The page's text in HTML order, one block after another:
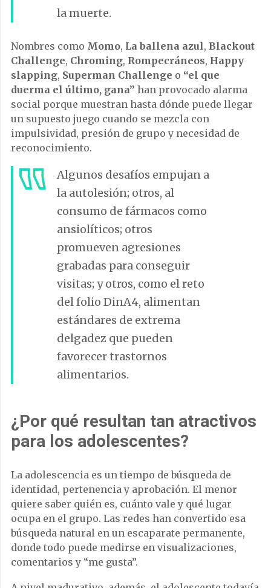
la muerte.
Nombres como Momo, La ballena azul, Blackout
Challenge, Chroming, Rompecráneos, Happy
slapping, Superman Challenge o “el que
duerma el último, gana” han provocado alarma
social porque muestran hasta dónde puede llegar
un supuesto juego cuando se mezcla con
impulsividad, presión de grupo y necesidad de
reconocimiento.
Algunos desafíos empujan a
la autolesión; otros, al
consumo de fármacos como
ansiolíticos; otros
promueven agresiones
grabadas para conseguir
visitas; y otros, como el reto
del folio DinA4, alimentan
estándares de extrema
delgadez que pueden
favorecer trastornos
alimentarios.
¿Por qué resultan tan atractivos
para los adolescentes?
La adolescencia es un tiempo de búsqueda de
identidad, pertenencia y aprobación. El menor
quiere saber quién es, cuánto vale y qué lugar
ocupa en el grupo. Las redes han convertido esa
búsqueda natural en un escaparate permanente,
donde todo puede medirse en visualizaciones,
comentarios y “me gusta”.